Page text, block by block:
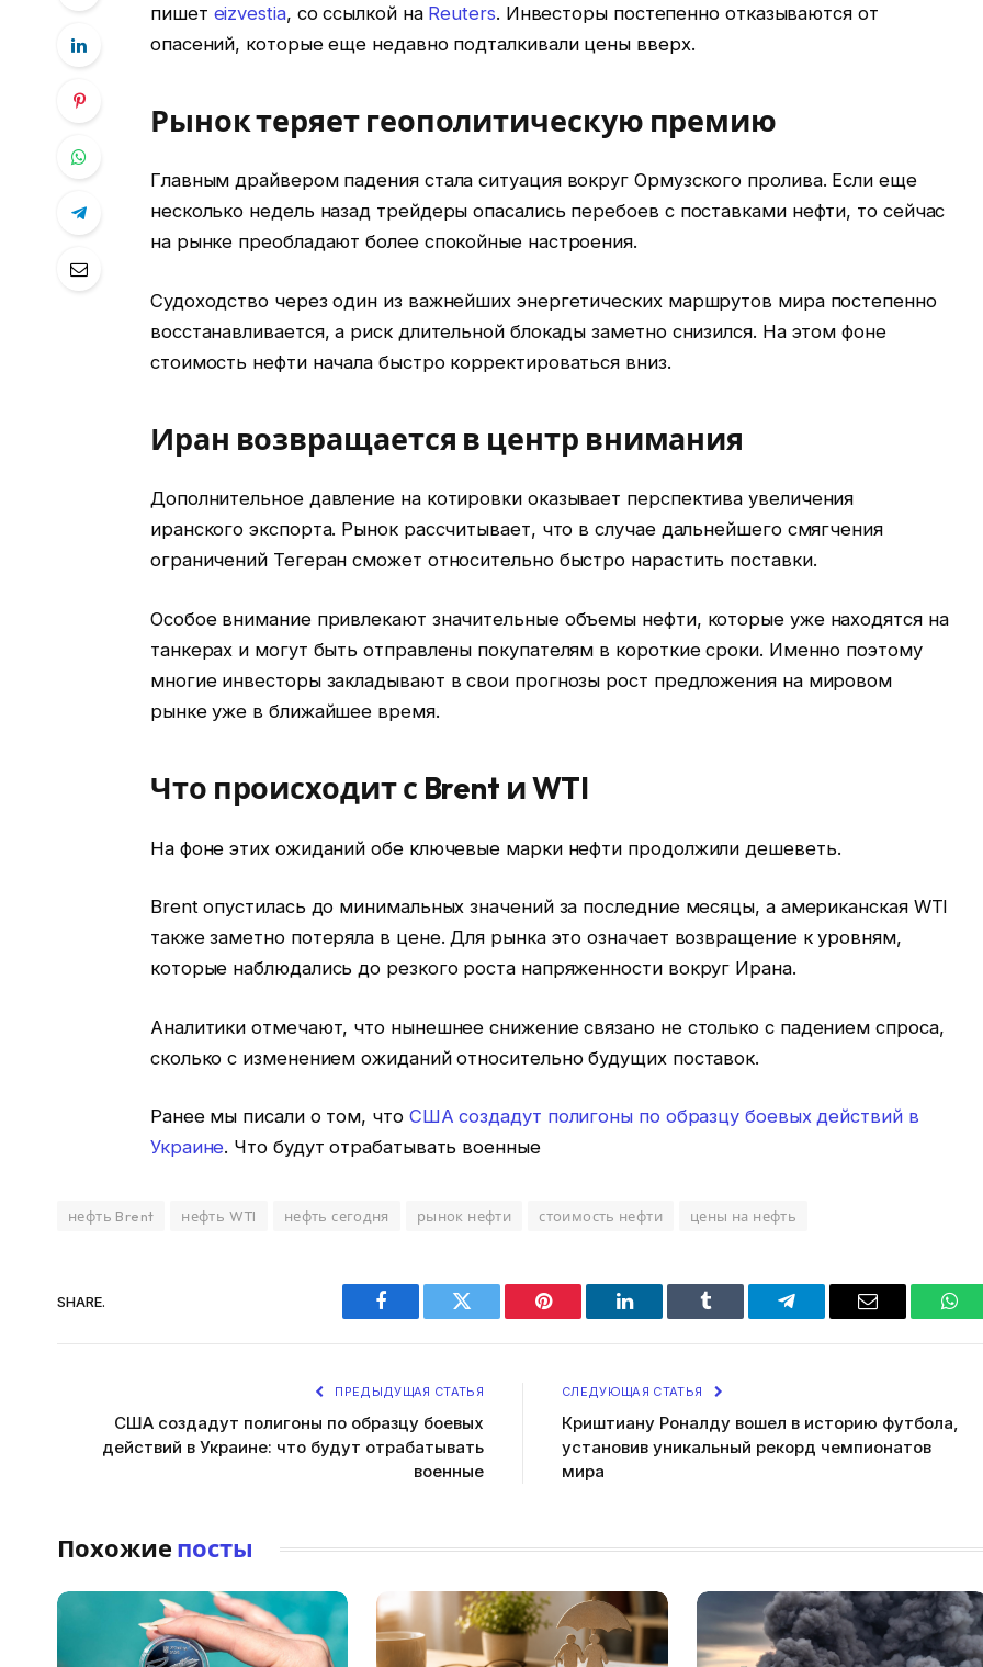
пишет eizvestia, со ссылкой на Reuters. Инвесторы постепенно отказываются от
опасений, которые еще недавно подталкивали цены вверх.
Рынок теряет геополитическую премию
Главным драйвером падения стала ситуация вокруг Ормузского пролива. Если еще
несколько недель назад трейдеры опасались перебоев с поставками нефти, то сейчас
на рынке преобладают более спокойные настроения.
Судоходство через один из важнейших энергетических маршрутов мира постепенно
восстанавливается, а риск длительной блокады заметно снизился. На этом фоне
стоимость нефти начала быстро корректироваться вниз.
Иран возвращается в центр внимания
Дополнительное давление на котировки оказывает перспектива увеличения
иранского экспорта. Рынок рассчитывает, что в случае дальнейшего смягчения
ограничений Тегеран сможет относительно быстро нарастить поставки.
Особое внимание привлекают значительные объемы нефти, которые уже находятся на
танкерах и могут быть отправлены покупателям в короткие сроки. Именно поэтому
многие инвесторы закладывают в свои прогнозы рост предложения на мировом
рынке уже в ближайшее время.
Что происходит с Brent и WTI
На фоне этих ожиданий обе ключевые марки нефти продолжили дешеветь.
Brent опустилась до минимальных значений за последние месяцы, а американская WTI
также заметно потеряла в цене. Для рынка это означает возвращение к уровням,
которые наблюдались до резкого роста напряженности вокруг Ирана.
Аналитики отмечают, что нынешнее снижение связано не столько с падением спроса,
сколько с изменением ожиданий относительно будущих поставок.
Ранее мы писали о том, что США создадут полигоны по образцу боевых действий в
Украине. Что будут отрабатывать военные
нефть Brent нефть WTI нефть сегодня рынок нефти стоимость нефти цены на нефть
SHARE.
Facebook Twitter Pinterest LinkedIn Tumblr Telegram Email
ПРЕДЫДУЩАЯ СТАТЬЯ
США создадут полигоны по образцу боевых
действий в Украине: что будут отрабатывать
военные
СЛЕДУЮЩАЯ СТАТЬЯ
Криштиану Роналду вошел в историю футбола,
установив уникальный рекорд чемпионатов
мира
Похожие посты